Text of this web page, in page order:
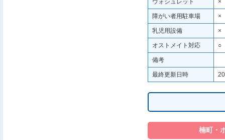
ウォシュレット ×
障がい者用駐車場 ×
乳児用設備 ×
オストメイト対応 ○
備考
最終更新日時